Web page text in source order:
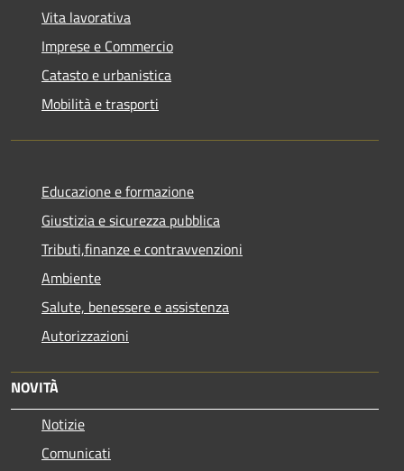
Vita lavorativa
Imprese e Commercio
Catasto e urbanistica
Mobilità e trasporti
Educazione e formazione
Giustizia e sicurezza pubblica
Tributi,finanze e contravvenzioni
Ambiente
Salute, benessere e assistenza
Autorizzazioni
NOVITÀ
Notizie
Comunicati